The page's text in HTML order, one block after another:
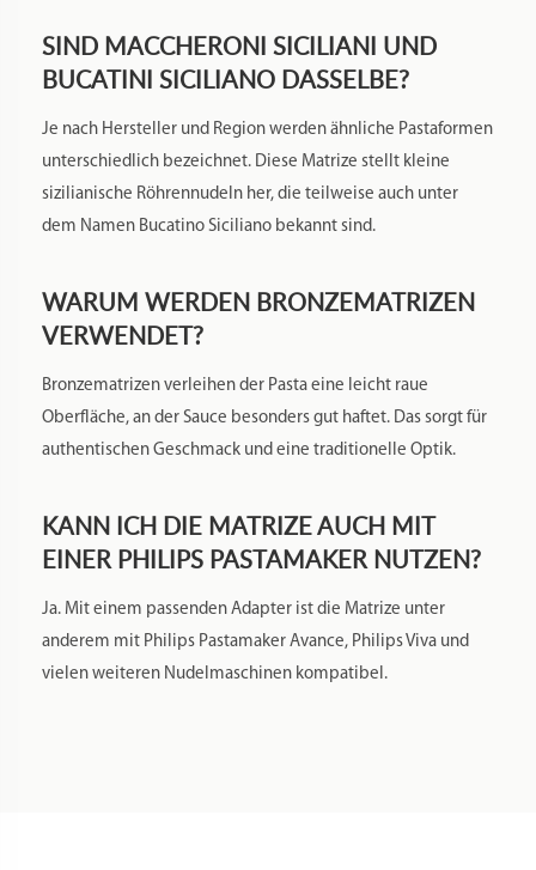
SIND MACCHERONI SICILIANI UND
BUCATINI SICILIANO DASSELBE?
Je nach Hersteller und Region werden ähnliche Pastaformen
unterschiedlich bezeichnet. Diese Matrize stellt kleine
sizilianische Röhrennudeln her, die teilweise auch unter
dem Namen Bucatino Siciliano bekannt sind.
WARUM WERDEN BRONZEMATRIZEN
VERWENDET?
Bronzematrizen verleihen der Pasta eine leicht raue
Oberfläche, an der Sauce besonders gut haftet. Das sorgt für
authentischen Geschmack und eine traditionelle Optik.
KANN ICH DIE MATRIZE AUCH MIT
EINER PHILIPS PASTAMAKER NUTZEN?
Ja. Mit einem passenden Adapter ist die Matrize unter
anderem mit Philips Pastamaker Avance, Philips Viva und
vielen weiteren Nudelmaschinen kompatibel.